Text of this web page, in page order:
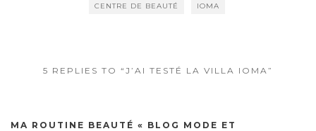
CENTRE DE BEAUTÉ IOMA
5 REPLIES TO “J’AI TESTÉ LA VILLA IOMA”
MA ROUTINE BEAUTÉ « BLOG MODE ET